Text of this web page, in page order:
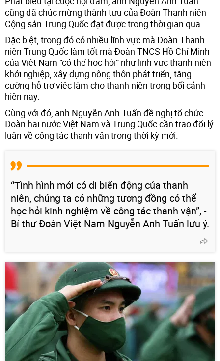
cũng đã chúc mừng thành tựu của Đoàn Thanh niên
Cộng sản Trung Quốc đạt được trong thời gian qua.
Đặc biệt, trong đó có nhiều lĩnh vực mà Đoàn Thanh
niên Trung Quốc làm tốt mà Đoàn TNCS Hồ Chí Minh
của Việt Nam “có thể học hỏi” như lĩnh vực thanh niên
khởi nghiệp, xây dựng nông thôn phát triển, tăng
cường hỗ trợ việc làm cho thanh niên trong bối cảnh
hiện nay.
Cùng với đó, anh Nguyễn Anh Tuấn đề nghị tổ chức
Đoàn hai nước Việt Nam và Trung Quốc cần trao đổi lý
luận về công tác thanh vận trong thời kỳ mới.
“Tình hình mới có di biến động của thanh
niên, chúng ta có những tương đồng có thể
học hỏi kinh nghiệm về công tác thanh vận”, -
Bí thư Đoàn Việt Nam Nguyễn Anh Tuấn lưu ý.